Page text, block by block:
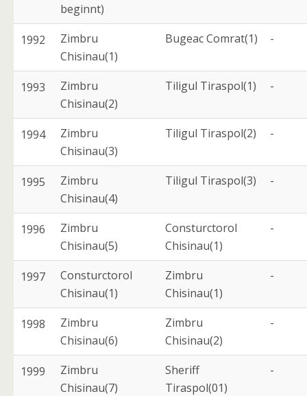
beginnt)
1992
Zimbru
Chisinau(1)
Bugeac Comrat(1) -
1993
Zimbru
Chisinau(2)
Tiligul Tiraspol(1) -
1994
Zimbru
Chisinau(3)
Tiligul Tiraspol(2) -
1995
Zimbru
Chisinau(4)
Tiligul Tiraspol(3) -
1996
Zimbru
Chisinau(5)
Consturctorol
Chisinau(1)
-
1997
Consturctorol
Chisinau(1)
Zimbru
Chisinau(1)
-
1998
Zimbru
Chisinau(6)
Zimbru
Chisinau(2)
-
1999
Zimbru
Chisinau(7)
Sheriff
Tiraspol(01)
-